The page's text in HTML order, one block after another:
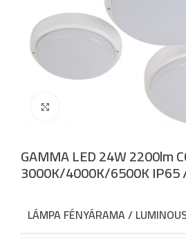
GAMMA LED 24W 2200lm
3000K/4000K/6500K
LÁMPA FÉNYÁRAMA /